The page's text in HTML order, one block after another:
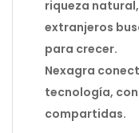
riqueza
extranjeros
para crecer.
Nexagra
tecnología,
compartidas.